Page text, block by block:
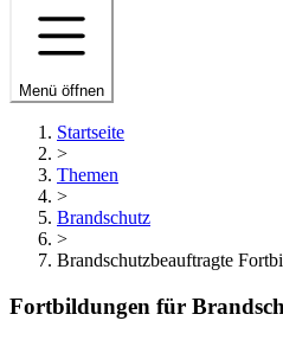
Menü öffnen
Startseite
>
Themen
>
Brandschutz
>
Brandschutzbeauftragte
Fortbildungen für